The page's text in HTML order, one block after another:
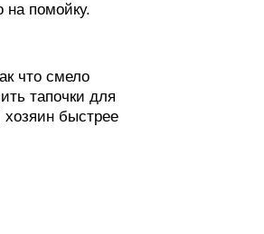
на помойку.
что смело
тапочки для
быстрее